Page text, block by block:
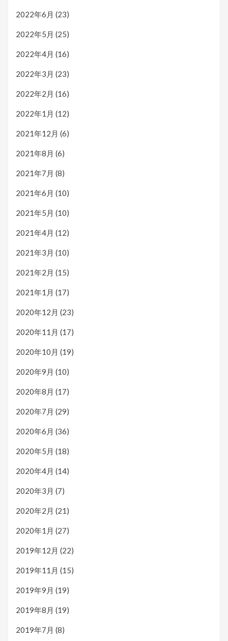
2022年6月 (23)
2022年5月 (25)
2022年4月 (16)
2022年3月 (23)
2022年2月 (16)
2022年1月 (12)
2021年12月 (6)
2021年8月 (6)
2021年7月 (8)
2021年6月 (10)
2021年5月 (10)
2021年4月 (12)
2021年3月 (10)
2021年2月 (15)
2021年1月 (17)
2020年12月 (23)
2020年11月 (17)
2020年10月 (19)
2020年9月 (10)
2020年8月 (17)
2020年7月 (29)
2020年6月 (36)
2020年5月 (18)
2020年4月 (14)
2020年3月 (7)
2020年2月 (21)
2020年1月 (27)
2019年12月 (22)
2019年11月 (15)
2019年9月 (19)
2019年8月 (19)
2019年7月 (8)